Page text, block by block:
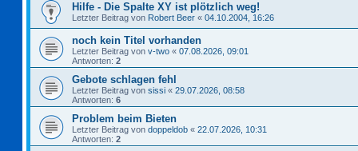
Hilfe - Die Spalte XY ist plötzlich weg!
Letzter Beitrag von Robert Beer « 04.10.2004, 16:26
noch kein Titel vorhanden
Letzter Beitrag von v-two « 07.08.2026, 09:01
Antworten: 2
Gebote schlagen fehl
Letzter Beitrag von sissi « 29.07.2026, 08:58
Antworten: 6
Problem beim Bieten
Letzter Beitrag von doppeldob « 22.07.2026, 10:31
Antworten: 2